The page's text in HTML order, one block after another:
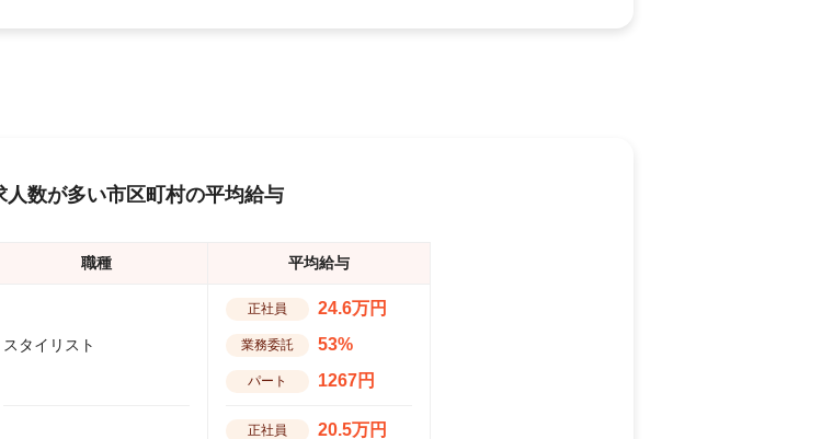
人数が多い市区町村の平均給与
職種 平均給与
スタイリスト
正社員 24.6万円
業務委託 53%
パート 1267円
正社員 20.5万円